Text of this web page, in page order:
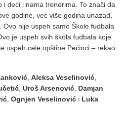
i deci i nama trenerima. To znači da
godine, već više godina unazad,
Ovo nije uspeh samo Škole fudbala
je uspeh svih škola fudbala koje
uspeh cele opštine Pećinci – rekao
, Aleksa Veselinović,
, Uroš Arsenović, Damjan
, Ognjen Veselinović i Luka